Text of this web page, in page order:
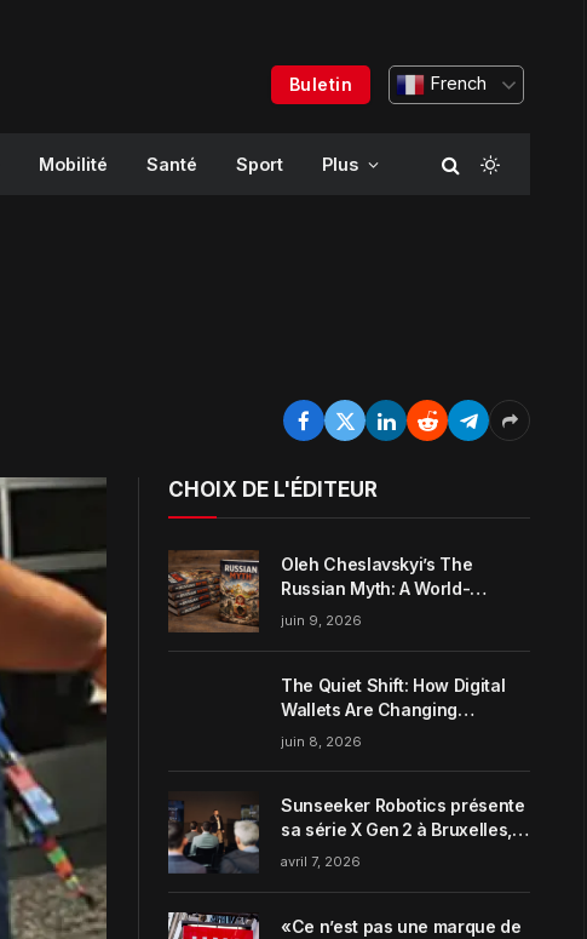
Buletin French
Mobilité Santé Sport Plus
CHOIX DE L'ÉDITEUR
Oleh Cheslavskyi’s The
Russian Myth: A World-
Systems Analysis of
juin 9, 2026
The Quiet Shift: How Digital
Wallets Are Changing
Everyday Money Habits in the
juin 8, 2026
Sunseeker Robotics présente
sa série X Gen 2 à Bruxelles,
incarnant parfaitement le
avril 7, 2026
«Ce n’est pas une marque de